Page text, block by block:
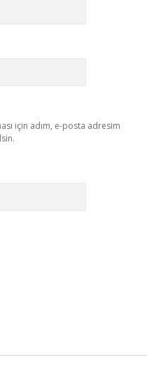
için adım, e-posta adresim